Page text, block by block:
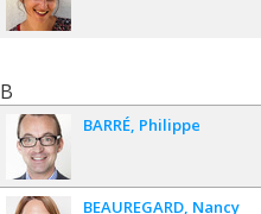
B
BARRÉ Philippe
BEAUREGARD Nancy